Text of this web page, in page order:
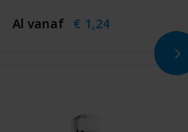
Al vanaf € 1,24